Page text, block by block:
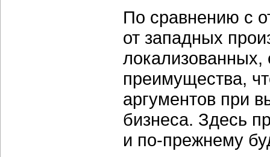
По сравнению с
от западных
преимущества,
аргументов при
бизнеса. Здесь
и по-прежнему